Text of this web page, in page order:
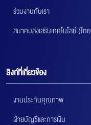
ร่วมงานกับเรา
สมาคมส่งเสริมเทคโนโลยี (ไ
ลิงก์ที่เกี่ยวข้อง
งานประกันคุณภาพ
ฝ่ายบัญชีและการเงิน